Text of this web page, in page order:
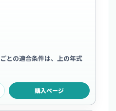
との適合条件は、上の年式
購入ページ